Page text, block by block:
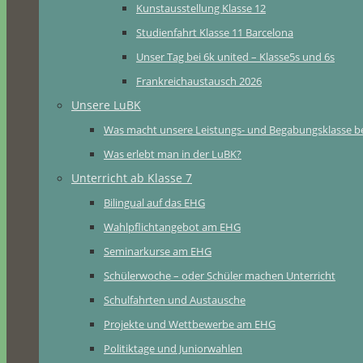
Kunstausstellung Klasse 12
Studienfahrt Klasse 11 Barcelona
Unser Tag bei 6k united – Klasse5s und 6s
Frankreichaustausch 2026
Unsere LuBK
Was macht unsere Leistungs- und Begabungsklasse
Was erlebt man in der LuBK?
Unterricht ab Klasse 7
Bilingual auf das EHG
Wahlpflichtangebot am EHG
Seminarkurse am EHG
Schülerwoche – oder Schüler machen Unterricht
Schulfahrten und Austausche
Projekte und Wettbewerbe am EHG
Politiktage und Juniorwahlen